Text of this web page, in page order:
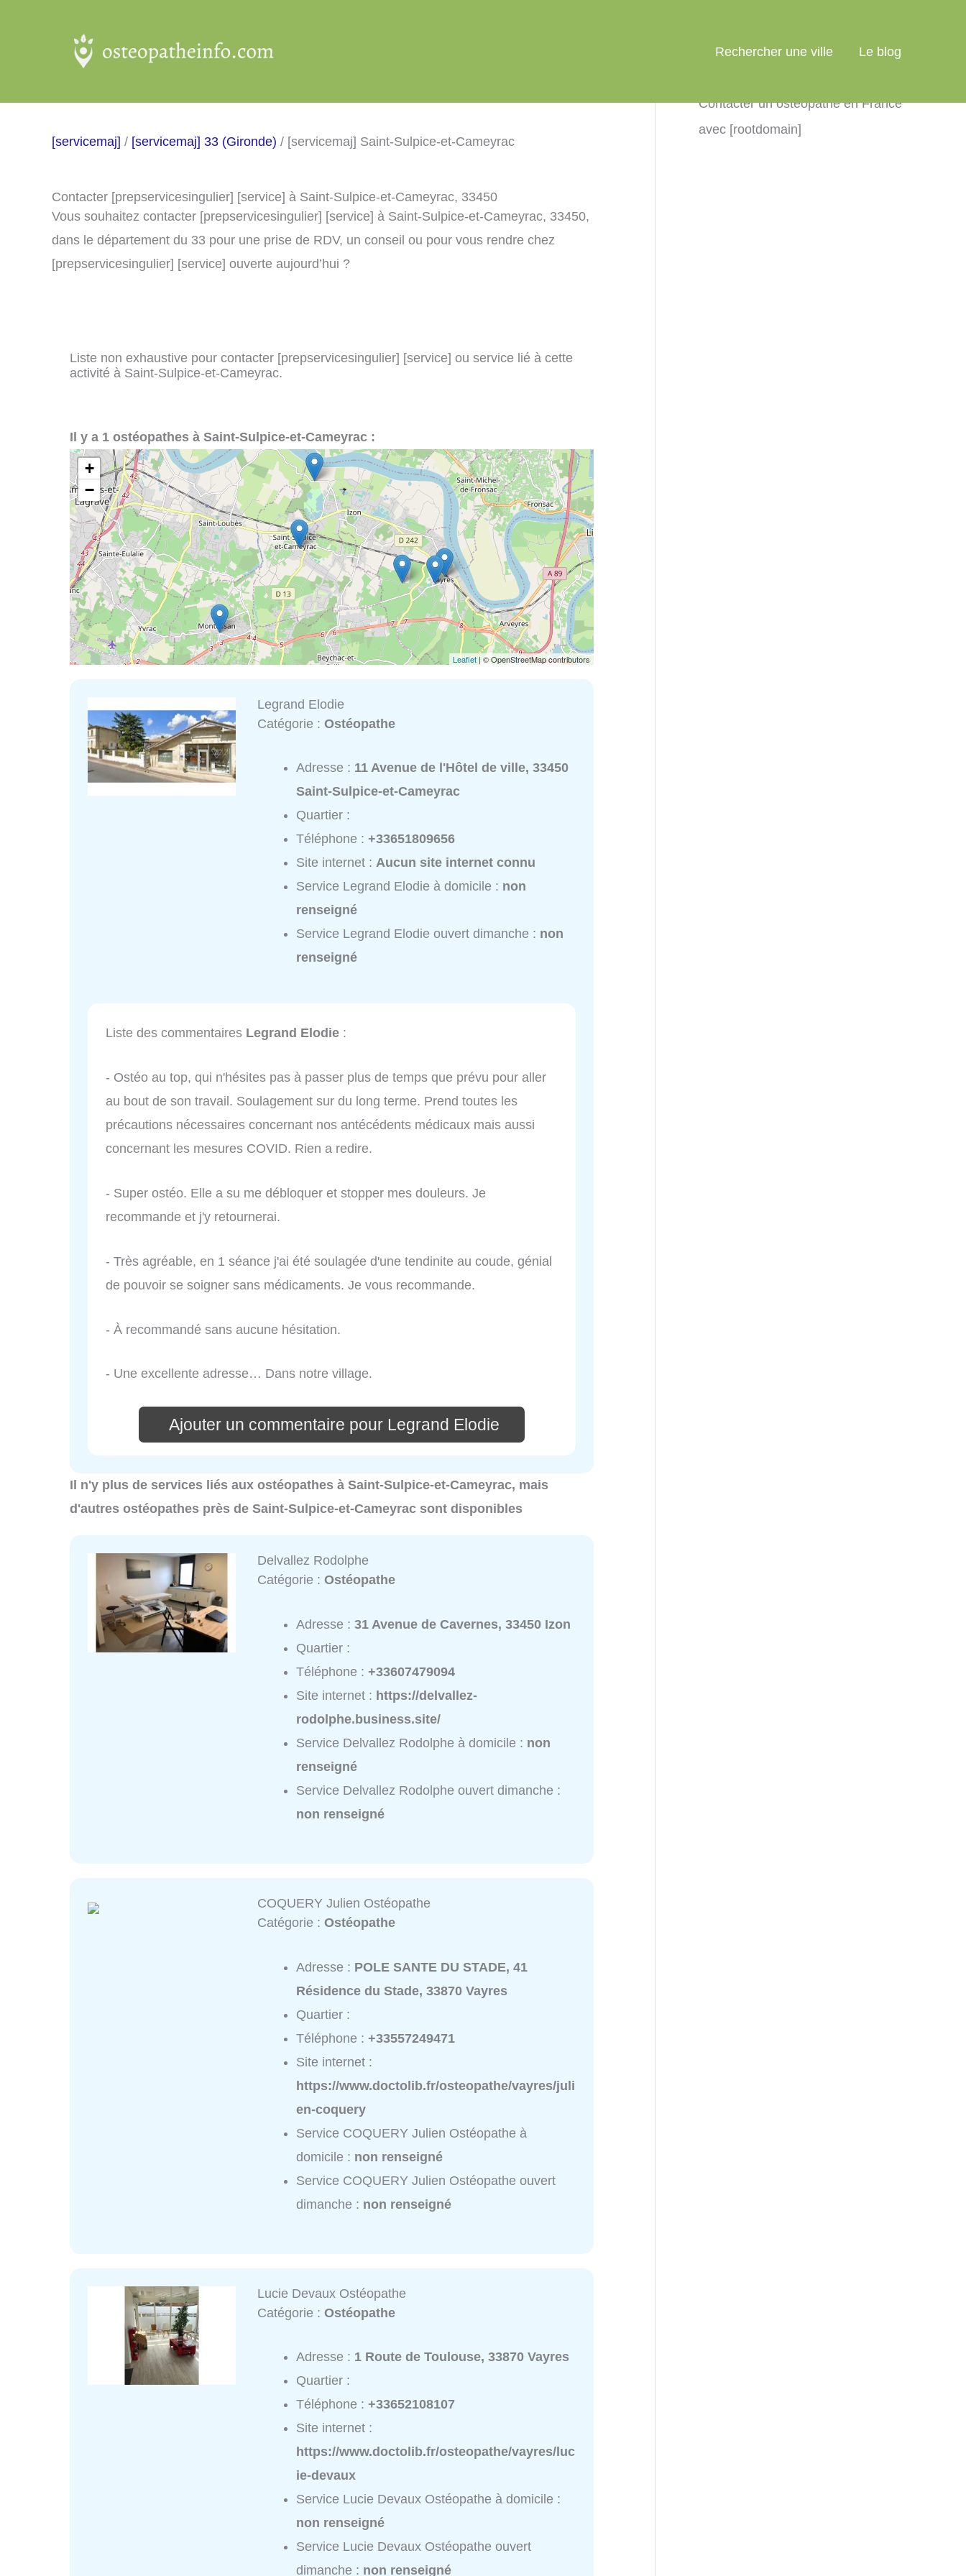
Rechercher une ville Le blog
[servicemaj] / [servicemaj] 33 (Gironde) / [servicemaj] Saint-Sulpice-et-Cameyrac
Contacter [prepservicesingulier] [service] à Saint-Sulpice-et-Cameyrac, 33450
Vous souhaitez contacter [prepservicesingulier] [service] à Saint-Sulpice-et-Cameyrac, 33450,
dans le département du 33 pour une prise de RDV, un conseil ou pour vous rendre chez
[prepservicesingulier] [service] ouverte aujourd’hui ?
Liste non exhaustive pour contacter [prepservicesingulier] [service] ou service lié à cette
activité à Saint-Sulpice-et-Cameyrac.
Il y a 1 ostéopathes à Saint-Sulpice-et-Cameyrac :
+
−
Leaflet | © OpenStreetMap contributors
Legrand Elodie
Catégorie :Ostéopathe
Adresse : 11 Avenue de l'Hôtel de ville, 33450
Saint-Sulpice-et-Cameyrac
Quartier :
Téléphone :+33651809656
Site internet :Aucun site internet connu
Service Legrand Elodie à domicile : non
renseigné
Service Legrand Elodie ouvert dimanche : non
renseigné
Liste des commentaires Legrand Elodie :
- Ostéo au top, qui n'hésites pas à passer plus de temps que prévu pour aller
au bout de son travail. Soulagement sur du long terme. Prend toutes les
précautions nécessaires concernant nos antécédents médicaux mais aussi
concernant les mesures COVID. Rien a redire.
- Super ostéo. Elle a su me débloquer et stopper mes douleurs. Je
recommande et j'y retournerai.
- Très agréable, en 1 séance j'ai été soulagée d'une tendinite au coude, génial
de pouvoir se soigner sans médicaments. Je vous recommande.
- À recommandé sans aucune hésitation.
- Une excellente adresse… Dans notre village.
Ajouter un commentaire pour Legrand Elodie
Il n'y plus de services liés aux ostéopathes à Saint-Sulpice-et-Cameyrac, mais
d'autres ostéopathes près de Saint-Sulpice-et-Cameyrac sont disponibles
Delvallez Rodolphe
Catégorie :Ostéopathe
Adresse :31 Avenue de Cavernes, 33450 Izon
Quartier :
Téléphone :+33607479094
Site internet : https://delvallez-
rodolphe.business.site/
Service Delvallez Rodolphe à domicile : non
renseigné
Service Delvallez Rodolphe ouvert dimanche :
non renseigné
COQUERY Julien Ostéopathe
Catégorie :Ostéopathe
Adresse : POLE SANTE DU STADE, 41
Résidence du Stade, 33870 Vayres
Quartier :
Téléphone :+33557249471
Site internet :
https://www.doctolib.fr/osteopathe/vayres/juli
en-coquery
Service COQUERY Julien Ostéopathe à
domicile : non renseigné
Service COQUERY Julien Ostéopathe ouvert
dimanche : non renseigné
Lucie Devaux Ostéopathe
Catégorie :Ostéopathe
Adresse : 1 Route de Toulouse, 33870 Vayres
Quartier :
Téléphone :+33652108107
Site internet :
https://www.doctolib.fr/osteopathe/vayres/luc
ie-devaux
Service Lucie Devaux Ostéopathe à domicile :
non renseigné
Service Lucie Devaux Ostéopathe ouvert
dimanche : non renseigné
Contacter un ostéopathe en France
avec [rootdomain]